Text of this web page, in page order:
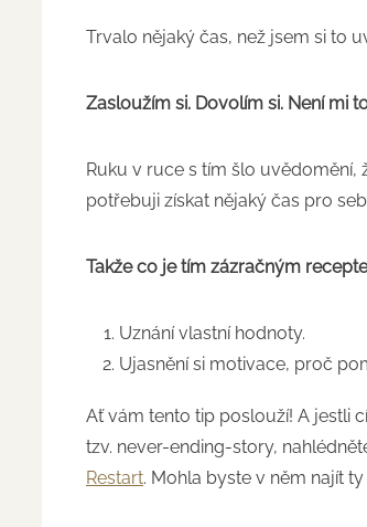
Trvalo nějaký čas, než jsem si to
Zasloužím si. Dovolím si. Není mi
Ruku v ruce s tím šlo uvědomění,
potřebuji získat nějaký čas pro
Takže co je tím zázračným
Uznání vlastní hodnoty.
Ujasnění si motivace, proč
Ať vám tento tip poslouží! A jestli
tzv. never-ending-story,
Restart. Mohla byste v něm najít